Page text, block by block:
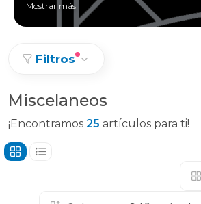
Mostrar más
Filtros
Miscelaneos
¡Encontramos 25 artículos para ti!